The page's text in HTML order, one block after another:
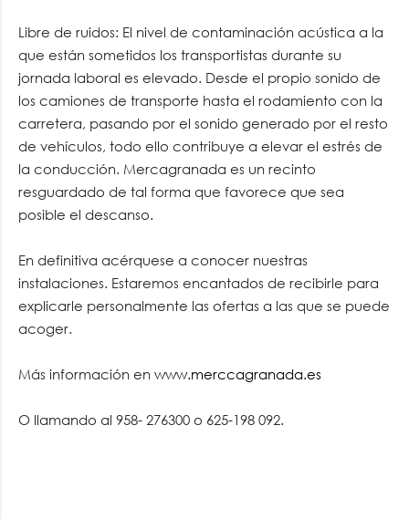
Libre de ruidos: El nivel de contaminación acústica a la
que están sometidos los transportistas durante su
jornada laboral es elevado. Desde el propio sonido de
los camiones de transporte hasta el rodamiento con la
carretera, pasando por el sonido generado por el resto
de vehículos, todo ello contribuye a elevar el estrés de
la conducción. Mercagranada es un recinto
resguardado de tal forma que favorece que sea
posible el descanso.
En definitiva acérquese a conocer nuestras
instalaciones. Estaremos encantados de recibirle para
explicarle personalmente las ofertas a las que se puede
acoger.
Más información en www.merccagranada.es
O llamando al 958- 276300 o 625-198 092.